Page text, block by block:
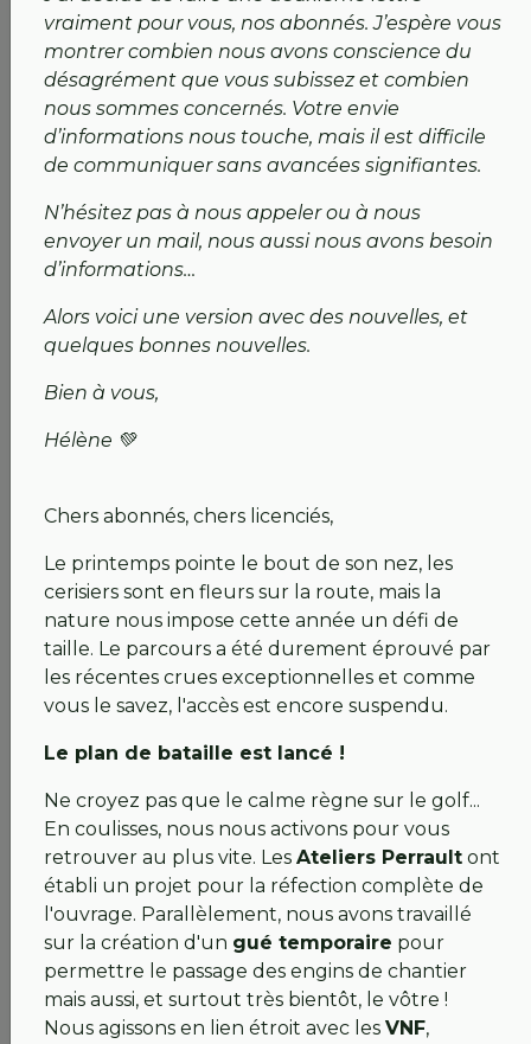
vraiment pour vous, nos abonnés. J’espère vous
montrer combien nous avons conscience du
désagrément que vous subissez et combien
nous sommes concernés. Votre envie
d’informations nous touche, mais il est difficile
de communiquer sans avancées signifiantes.
N’hésitez pas à nous appeler ou à nous
envoyer un mail, nous aussi nous avons besoin
d’informations…
Alors voici une version avec des nouvelles, et
quelques bonnes nouvelles.
Bien à vous,
Hélène 💚
Chers abonnés, chers licenciés,
Le printemps pointe le bout de son nez, les
cerisiers sont en fleurs sur la route, mais la
nature nous impose cette année un défi de
taille. Le parcours a été durement éprouvé par
les récentes crues exceptionnelles et comme
vous le savez, l'accès est encore suspendu.
Le plan de bataille est lancé !
Ne croyez pas que le calme règne sur le golf...
En coulisses, nous nous activons pour vous
retrouver au plus vite. Les Ateliers Perrault ont
établi un projet pour la réfection complète de
l'ouvrage. Parallèlement, nous avons travaillé
sur la création d'un gué temporaire pour
permettre le passage des engins de chantier
mais aussi, et surtout très bientôt, le vôtre !
Nous agissons en lien étroit avec les VNF,
Suivez les résultats de nos joueurs à Vigneux la
semaine prochaine.
Nos Jeunes RAPTORS :Après les matchs
amicaux à La Bretesche, place auMaster Kids à
Guérande le 25 avril. L'avenir du club est entre
de bonnes mains !
Haut Niveau : Mention spéciale à nos
représentants aux Internationaux de France. Le
cut a été passé par
pour l’ILE D’OR.
Desmesures compensatoires
avantages!
Pour ceux arrivant à échéance, vous pouvez
renouveler dès maintenant. Cela garantit la
continuité de vos avantages (ancienneté, réseau
LeClub Golf) et les mesures compensatoires
abonnements. Votre soutien est précieux pour
toute l'équipe.
Restez connectés!
Une permanence téléphonique est assurée
(transfert d’appel) au02 40 98 58 00. Suivez
l'avancée du chantier en photos sur nos réseaux
sociaux.
Merci pour votre immense patience et votre fidélité.